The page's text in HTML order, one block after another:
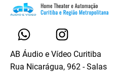
AB Áudio e Vídeo Curitiba
Rua Nicarágua, 962 - Salas